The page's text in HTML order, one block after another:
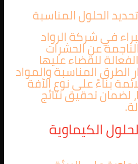
الحلول المناسبة
في شركة الرواد
عن الحشرات
للقضاء عليها
الطرق المناسبة والمواد
بناءً على نوع الآفة
لضمان تحقيق نتائج
الكيماوية